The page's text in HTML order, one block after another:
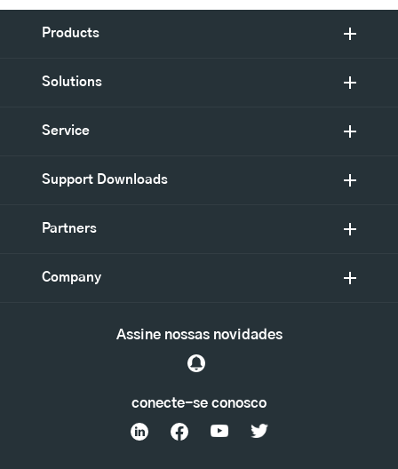
Products
Solutions
Service
Support Downloads
Partners
Company
conecte-se conosco
Assine nossas novidades